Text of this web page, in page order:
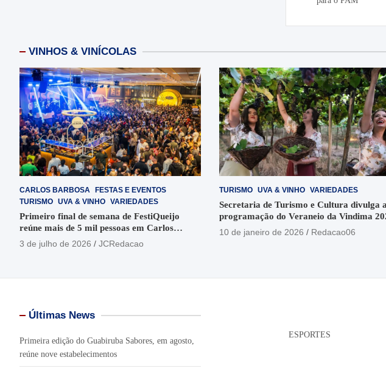
Post
VINHOS & VINÍCOLAS
CARLOS BARBOSA
FESTAS E EVENTOS
TURISMO UVA & VINHO VARIEDADES
Primeiro final de semana de FestiQueijo
reúne mais de 5 mil pessoas em Carlos
Barbosa
3 de julho de 2026 JCRedacao
TURISMO UVA & VINHO VARIEDADES
Secretaria de Turismo e Cultura divulga
programação do Veraneio da Vindima
em Garibaldi
10 de janeiro de 2026 Redacao06
Últimas News
Primeira edição do Guabiruba Sabores, em agosto,
reúne nove estabelecimentos
ESPORTES